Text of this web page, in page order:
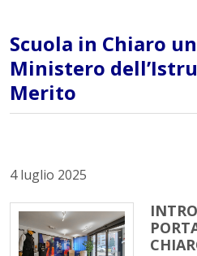
Scuola in Chiaro
Ministero
Merito
4 luglio 2025